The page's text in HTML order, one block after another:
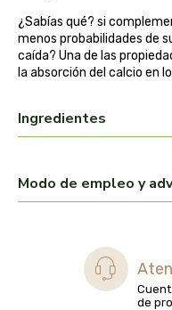
¿Sabías qué? si
menos probabilidades de
caída? Una de las
la absorción del calcio en
Ingredientes
Modo de empleo y
de
biobio
biocop
biolasi
bioserum